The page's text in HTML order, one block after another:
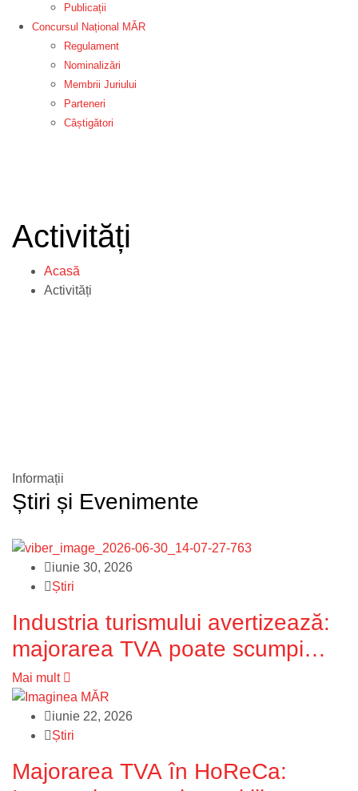
Publicații
Concursul Național MĂR
Regulament
Nominalizări
Membrii Juriului
Parteneri
Câștigători
Activități
Acasă
Activități
Informații
Știri și Evenimente
iunie 30, 2026
Știri
Industria turismului avertizează:
majorarea TVA poate scumpi
vacanțele în Republica Moldova
și reduce competitivitatea țării ca
destinație turistică
Mai mult
iunie 22, 2026
Știri
Majorarea TVA în HoReCa: